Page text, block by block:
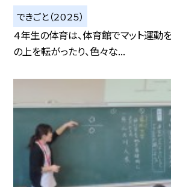
できごと（２０２５）
４年生の体育は、体育館でマット運動
の上を転がったり、色々な...